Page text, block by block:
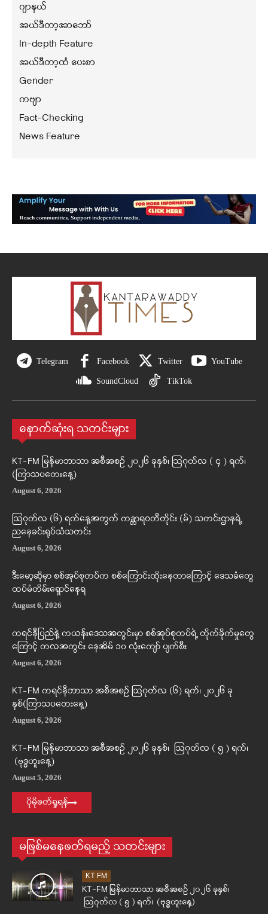
ဂျာနယ်
အယ်ဒီတာ့အာဘော်
In-depth Feature
အယ်ဒီတာ့ထံ ပေးစာ
Gender
ကဗျာ
Fact-Checking
News Feature
Telegram Facebook Twitter YouTube
SoundCloud TikTok
နောက်ဆုံးရ သတင်းများ
KT-FM မြန်မာဘာသာ အစီအစဉ် ၂၀၂၆ ခုနှစ်၊ ဩဂုတ်လ ( ၄ ) ရက်၊
(ကြာသပတေးနေ့)
August 6, 2026
ဩဂုတ်လ (၆) ရက်နေ့အတွက် ကန္တာရဝတီတိုင်း (မ်) သတင်းဌာနရဲ့
ညနေခင်းရုပ်သံသတင်း
August 6, 2026
ဒီးမော့ဆိုမှာ စစ်အုပ်စုတပ်က စစ်ကြောင်းထိုးနေတာကြောင့် ဒေသခံတွေ
ထပ်မံတိမ်းရှောင်နေရ
August 6, 2026
ကရင်နီပြည်နဲ့ ကယန်းဒေသအတွင်းမှာ စစ်အုပ်စုတပ်ရဲ့ တိုက်ခိုက်မှုတွေ
ကြောင့် တလအတွင်း နေအိမ် ၁၀ လုံးကျော် ပျက်စီး
August 6, 2026
KT-FM ကရင်နီဘာသာ အစီအစဉ် ဩဂုတ်လ (၆) ရက်၊ ၂၀၂၆ ခု
နှစ်(ကြာသပတေးနေ့)
August 6, 2026
KT-FM မြန်မာဘာသာ အစီအစဉ် ၂၀၂၆ ခုနှစ်၊ ဩဂုတ်လ ( ၅ ) ရက်၊
(ဗုဒ္ဓဟူးနေ့)
August 5, 2026
ပိုမိုဖတ်ရှုရန်
မဖြစ်မနေဖတ်ရမည့် သတင်းများ
KT FM
KT-FM မြန်မာဘာသာ အစီအစဉ် ၂၀၂၆ ခုနှစ်၊
ဩဂုတ်လ ( ၅ ) ရက်၊ (ဗုဒ္ဓဟူးနေ့)